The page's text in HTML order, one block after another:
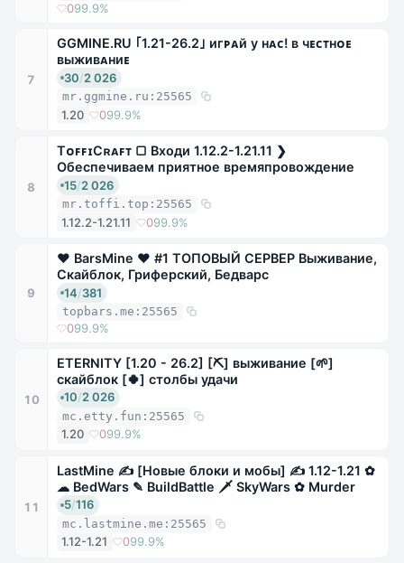
099.9%
7
GGMINE.RU ｢1.21-26.2｣ игᴘᴀй у ʜᴀᴄ! ʙ чᴇᴄᴛʜᴏᴇ
ʙыжиʙᴀʜиᴇ
30/2 026
mr.ggmine.ru:25565
1.20 099.9%
8
TᴏꜰꜰɪCʀᴀꜰᴛ ▢ Входи 1.12.2-1.21.11 ❯
Обеспечиваем приятное времяпровождение
15/2 026
mr.toffi.top:25565
1.12.2-1.21.11 099.9%
9
❤ BarsMine ❤ #1 ТОПОВЫЙ СЕРВЕР Выживание,
Скайблок, Гриферский, Бедварс
14/381
topbars.me:25565
099.9%
10
ETERNITY [1.20 - 26.2] [⛏] выживание [🌱]
скайблок [🍀] столбы удачи
10/2 026
mc.etty.fun:25565
1.20 099.9%
11
LastMine ✍ [Новые блоки и мобы] ✍ 1.12-1.21 ✿
☁ BedWars ✎ BuildBattle 🗡 SkyWars ✿ Murder
5/116
mc.lastmine.me:25565
1.12-1.21 099.9%